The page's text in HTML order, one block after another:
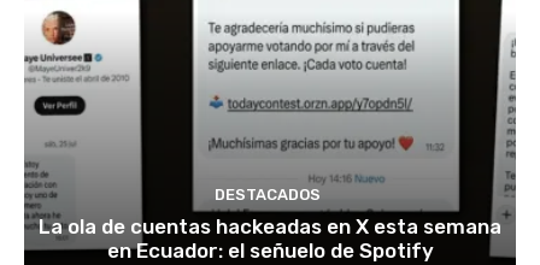
DESTACADOS
La ola de cuentas hackeadas en X esta semana
en Ecuador: el señuelo de Spotify